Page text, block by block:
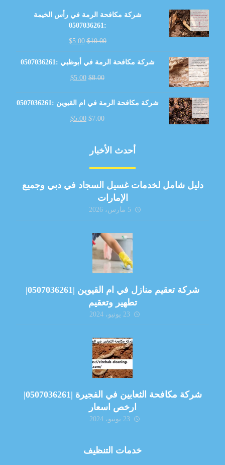
شركة مكافحة الرمة في رأس الخيمة
:0507036261
$10.00
$5.00
شركة مكافحة الرمة في أبوظبي :0507036261
$8.00
$5.00
شركة مكافحة الرمة في ام القيوين :0507036261
$7.00
$5.00
أحدث الأخبار
دليل شامل لخدمات غسيل السجاد في دبي وجميع
الإمارات
5 مارس، 2026
شركة تعقيم منازل في ام القيوين |0507036261|
تطهير وتعقيم
23 يونيو، 2024
شركة مكافحة الثعابين في الفجيرة |0507036261|
ارخص اسعار
23 يونيو، 2024
خدمات التنظيف